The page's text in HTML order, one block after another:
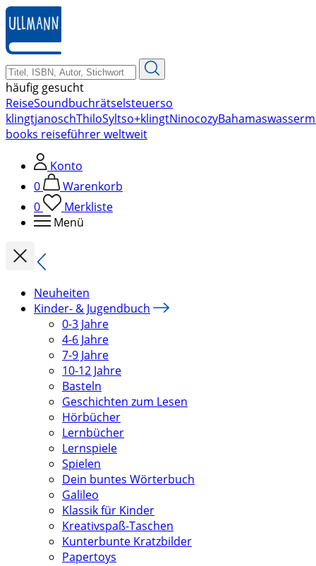
zum
Hauptinhalt
springen
häufig gesucht
ReiseSoundbuchrätselsteuerso
klingtjanoschThiloSyltso+klingtNinocozyBahamas
books reiseführer weltweit
Konto
0
Warenkorb
0
Merkliste
Menü
Neuheiten
Kinder- & Jugendbuch
0-3 Jahre
4-6 Jahre
7-9 Jahre
10-12 Jahre
Basteln
Geschichten zum Lesen
Hörbücher
Lernbücher
Lernspiele
Spielen
Dein buntes Wörterbuch
Galileo
Klassik für Kinder
Kreativspaß-Taschen
Kunterbunte Kratzbilder
Papertoys